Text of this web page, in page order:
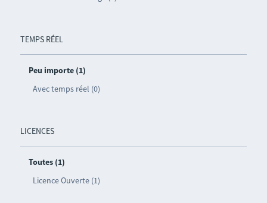
TEMPS RÉEL
Peu importe (1)
Avec temps réel (0)
LICENCES
Toutes (1)
Licence Ouverte (1)